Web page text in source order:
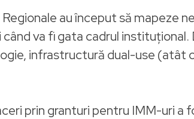
au început să mapeze
va fi gata cadrul
infrastructură dual-use (atât
prin granturi pentru IMM-uri